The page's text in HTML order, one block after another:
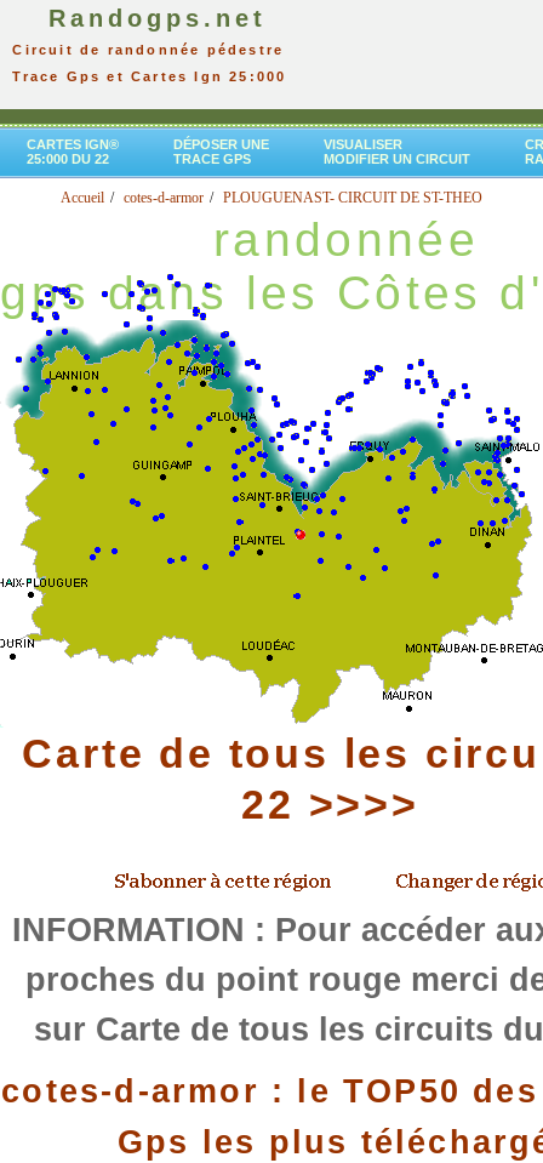
Randogps.net
Circuit de randonnée pédestre
Trace Gps et Cartes Ign 25:000
CARTES IGN®
25:000 DU 22
DÉPOSER UNE
TRACE GPS
VISUALISER
MODIFIER UN CIRCUIT
Accueil cotes-d-armor PLOUGUENAST- CIRCUIT DE ST-THEO
randonnée
gps dans les Côtes
Carte de tous les
22 >>>>
INFORMATION : Pour accéder
proches du point rouge merci
sur Carte de tous les circuits
cotes-d-armor : le TOP50
Gps les plus